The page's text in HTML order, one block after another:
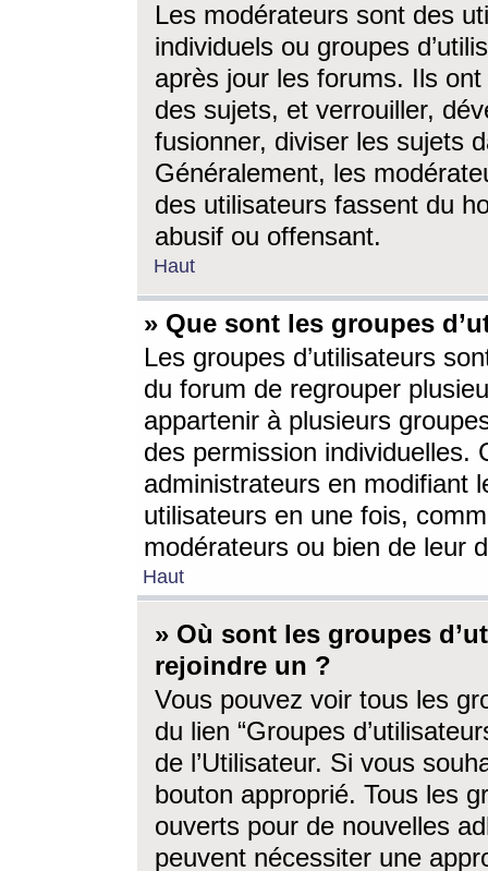
Les modérateurs sont des
individuels ou groupes
après jour les forums. Ils ont
des sujets, et verrouiller,
fusionner, diviser les sujets
Généralement, les
des utilisateurs fassent du
abusif ou offensant.
Haut
» Que sont les groupes
Les groupes d’utilisateurs
du forum de regrouper
appartenir à plusieurs
des permission individuelles.
administrateurs en modifiant
utilisateurs en une fois,
modérateurs ou bien de leur
Haut
» Où sont les groupes
rejoindre un ?
Vous pouvez voir tous les
du lien “Groupes
de l’Utilisateur. Si vous
bouton approprié. Tous les
ouverts pour de nouvelles
peuvent nécessiter une